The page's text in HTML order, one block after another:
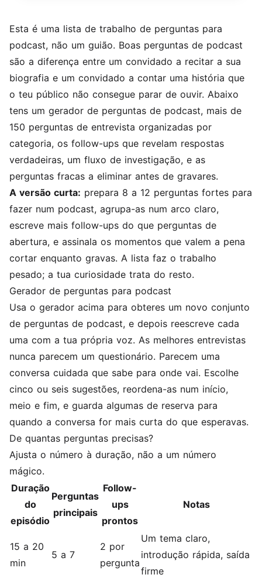
Esta é uma lista de trabalho de perguntas para
podcast, não um guião. Boas perguntas de podcast
são a diferença entre um convidado a recitar a sua
biografia e um convidado a contar uma história que
o teu público não consegue parar de ouvir. Abaixo
tens um gerador de perguntas de podcast, mais de
150 perguntas de entrevista organizadas por
categoria, os follow-ups que revelam respostas
verdadeiras, um fluxo de investigação, e as
perguntas fracas a eliminar antes de gravares.
A versão curta: prepara 8 a 12 perguntas fortes para
fazer num podcast, agrupa-as num arco claro,
escreve mais follow-ups do que perguntas de
abertura, e assinala os momentos que valem a pena
cortar enquanto gravas. A lista faz o trabalho
pesado; a tua curiosidade trata do resto.
Gerador de perguntas para podcast
Usa o gerador acima para obteres um novo conjunto
de perguntas de podcast, e depois reescreve cada
uma com a tua própria voz. As melhores entrevistas
nunca parecem um questionário. Parecem uma
conversa cuidada que sabe para onde vai. Escolhe
cinco ou seis sugestões, reordena-as num início,
meio e fim, e guarda algumas de reserva para
quando a conversa for mais curta do que esperavas.
De quantas perguntas precisas?
Ajusta o número à duração, não a um número
mágico.
Duração
do
episódio
Perguntas
principais
Follow-
ups
prontos
Notas
15 a 20
min
5 a 7
2 por
pergunta
Um tema claro,
introdução rápida, saída
firme